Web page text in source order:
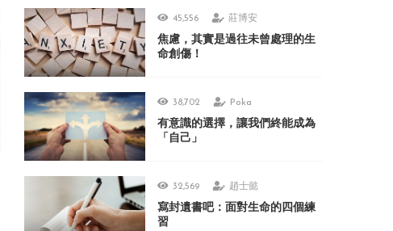
45,556 莊博安
焦慮，其實是過往未曾處理的生
命創傷！
38,702 Poka
有意識的選擇，讓我們終能成為
「自己」
32,569 趙士懿
寫封遺書吧：面對生命的四個練
習